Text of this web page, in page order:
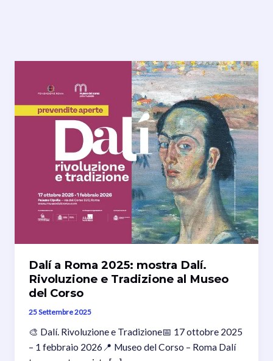
Dalí a Roma 2025: mostra Dalí.
Rivoluzione e Tradizione al Museo
del Corso
25 Settembre 2025
🎨 Dalí. Rivoluzione e Tradizione📅 17 ottobre 2025
– 1 febbraio 2026📍 Museo del Corso – Roma Dalí